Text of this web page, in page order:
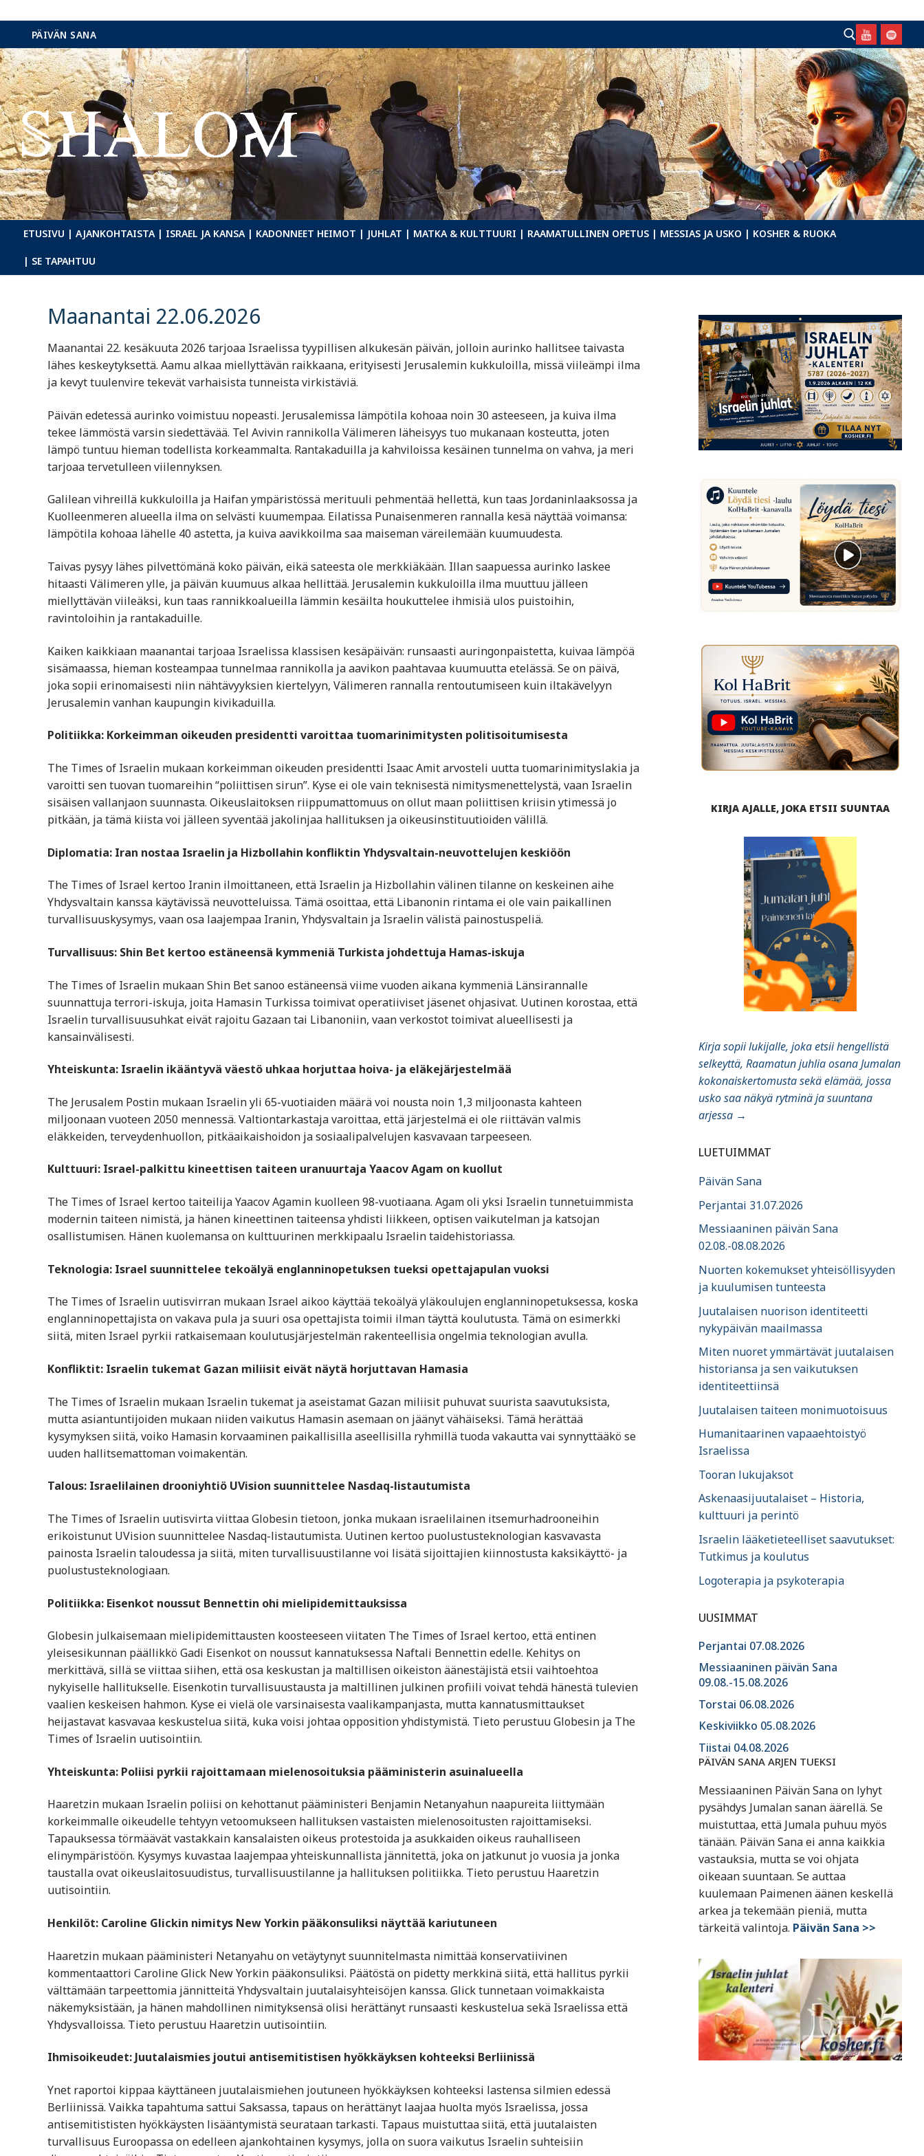
Hyppää
sisältöön
PÄIVÄN SANA
Hae:
ETUSIVU | AJANKOHTAISTA | ISRAEL JA KANSA | KADONNEET HEIMOT | JUHLAT | MATKA & KULTTUURI | RAAMATULLINEN OPETUS | MESSIAS JA USKO | KOSHER & RUOKA
| SE TAPAHTUU
Maanantai 22.06.2026
Maanantai 22. kesäkuuta 2026 tarjoaa Israelissa tyypillisen alkukesän päivän, jolloin aurinko hallitsee taivasta
lähes keskeytyksettä. Aamu alkaa miellyttävän raikkaana, erityisesti Jerusalemin kukkuloilla, missä viileämpi ilma
ja kevyt tuulenvire tekevät varhaisista tunneista virkistäviä.
Päivän edetessä aurinko voimistuu nopeasti. Jerusalemissa lämpötila kohoaa noin 30 asteeseen, ja kuiva ilma
tekee lämmöstä varsin siedettävää. Tel Avivin rannikolla Välimeren läheisyys tuo mukanaan kosteutta, joten
lämpö tuntuu hieman todellista korkeammalta. Rantakaduilla ja kahviloissa kesäinen tunnelma on vahva, ja meri
tarjoaa tervetulleen viilennyksen.
Galilean vihreillä kukkuloilla ja Haifan ympäristössä merituuli pehmentää hellettä, kun taas Jordaninlaaksossa ja
Kuolleenmeren alueella ilma on selvästi kuumempaa. Eilatissa Punaisenmeren rannalla kesä näyttää voimansa:
lämpötila kohoaa lähelle 40 astetta, ja kuiva aavikkoilma saa maiseman väreilemään kuumuudesta.
Taivas pysyy lähes pilvettömänä koko päivän, eikä sateesta ole merkkiäkään. Illan saapuessa aurinko laskee
hitaasti Välimeren ylle, ja päivän kuumuus alkaa hellittää. Jerusalemin kukkuloilla ilma muuttuu jälleen
miellyttävän viileäksi, kun taas rannikkoalueilla lämmin kesäilta houkuttelee ihmisiä ulos puistoihin,
ravintoloihin ja rantakaduille.
Kaiken kaikkiaan maanantai tarjoaa Israelissa klassisen kesäpäivän: runsaasti auringonpaistetta, kuivaa lämpöä
sisämaassa, hieman kosteampaa tunnelmaa rannikolla ja aavikon paahtavaa kuumuutta etelässä. Se on päivä,
joka sopii erinomaisesti niin nähtävyyksien kiertelyyn, Välimeren rannalla rentoutumiseen kuin iltakävelyyn
Jerusalemin vanhan kaupungin kivikaduilla.
Politiikka: Korkeimman oikeuden presidentti varoittaa tuomarinimitysten politisoitumisesta
The Times of Israelin mukaan korkeimman oikeuden presidentti Isaac Amit arvosteli uutta tuomarinimityslakia ja
varoitti sen tuovan tuomareihin “poliittisen sirun”. Kyse ei ole vain teknisestä nimitysmenettelystä, vaan Israelin
sisäisen vallanjaon suunnasta. Oikeuslaitoksen riippumattomuus on ollut maan poliittisen kriisin ytimessä jo
pitkään, ja tämä kiista voi jälleen syventää jakolinjaa hallituksen ja oikeusinstituutioiden välillä.
Diplomatia: Iran nostaa Israelin ja Hizbollahin konfliktin Yhdysvaltain-neuvottelujen keskiöön
The Times of Israel kertoo Iranin ilmoittaneen, että Israelin ja Hizbollahin välinen tilanne on keskeinen aihe
Yhdysvaltain kanssa käytävissä neuvotteluissa. Tämä osoittaa, että Libanonin rintama ei ole vain paikallinen
turvallisuuskysymys, vaan osa laajempaa Iranin, Yhdysvaltain ja Israelin välistä painostuspeliä.
Turvallisuus: Shin Bet kertoo estäneensä kymmeniä Turkista johdettuja Hamas-iskuja
The Times of Israelin mukaan Shin Bet sanoo estäneensä viime vuoden aikana kymmeniä Länsirannalle
suunnattuja terrori-iskuja, joita Hamasin Turkissa toimivat operatiiviset jäsenet ohjasivat. Uutinen korostaa, että
Israelin turvallisuusuhkat eivät rajoitu Gazaan tai Libanoniin, vaan verkostot toimivat alueellisesti ja
kansainvälisesti.
Yhteiskunta: Israelin ikääntyvä väestö uhkaa horjuttaa hoiva- ja eläkejärjestelmää
The Jerusalem Postin mukaan Israelin yli 65-vuotiaiden määrä voi nousta noin 1,3 miljoonasta kahteen
miljoonaan vuoteen 2050 mennessä. Valtiontarkastaja varoittaa, että järjestelmä ei ole riittävän valmis
eläkkeiden, terveydenhuollon, pitkäaikaishoidon ja sosiaalipalvelujen kasvavaan tarpeeseen.
Kulttuuri: Israel-palkittu kineettisen taiteen uranuurtaja Yaacov Agam on kuollut
The Times of Israel kertoo taiteilija Yaacov Agamin kuolleen 98-vuotiaana. Agam oli yksi Israelin tunnetuimmista
modernin taiteen nimistä, ja hänen kineettinen taiteensa yhdisti liikkeen, optisen vaikutelman ja katsojan
osallistumisen. Hänen kuolemansa on kulttuurinen merkkipaalu Israelin taidehistoriassa.
Teknologia: Israel suunnittelee tekoälyä englanninopetuksen tueksi opettajapulan vuoksi
The Times of Israelin uutisvirran mukaan Israel aikoo käyttää tekoälyä yläkoulujen englanninopetuksessa, koska
englanninopettajista on vakava pula ja suuri osa opettajista toimii ilman täyttä koulutusta. Tämä on esimerkki
siitä, miten Israel pyrkii ratkaisemaan koulutusjärjestelmän rakenteellisia ongelmia teknologian avulla.
Konfliktit: Israelin tukemat Gazan miliisit eivät näytä horjuttavan Hamasia
The Times of Israelin mukaan Israelin tukemat ja aseistamat Gazan miliisit puhuvat suurista saavutuksista,
mutta asiantuntijoiden mukaan niiden vaikutus Hamasin asemaan on jäänyt vähäiseksi. Tämä herättää
kysymyksen siitä, voiko Hamasin korvaaminen paikallisilla aseellisilla ryhmillä tuoda vakautta vai synnyttääkö se
uuden hallitsemattoman voimakentän.
Talous: Israelilainen drooniyhtiö UVision suunnittelee Nasdaq-listautumista
The Times of Israelin uutisvirta viittaa Globesin tietoon, jonka mukaan israelilainen itsemurhadrooneihin
erikoistunut UVision suunnittelee Nasdaq-listautumista. Uutinen kertoo puolustusteknologian kasvavasta
painosta Israelin taloudessa ja siitä, miten turvallisuustilanne voi lisätä sijoittajien kiinnostusta kaksikäyttö- ja
puolustusteknologiaan.
Politiikka: Eisenkot noussut Bennettin ohi mielipidemittauksissa
Globesin julkaisemaan mielipidemittausten koosteeseen viitaten The Times of Israel kertoo, että entinen
yleisesikunnan päällikkö Gadi Eisenkot on noussut kannatuksessa Naftali Bennettin edelle. Kehitys on
merkittävä, sillä se viittaa siihen, että osa keskustan ja maltillisen oikeiston äänestäjistä etsii vaihtoehtoa
nykyiselle hallitukselle. Eisenkotin turvallisuustausta ja maltillinen julkinen profiili voivat tehdä hänestä tulevien
vaalien keskeisen hahmon. Kyse ei vielä ole varsinaisesta vaalikampanjasta, mutta kannatusmittaukset
heijastavat kasvavaa keskustelua siitä, kuka voisi johtaa opposition yhdistymistä. Tieto perustuu Globesin ja The
Times of Israelin uutisointiin.
Yhteiskunta: Poliisi pyrkii rajoittamaan mielenosoituksia pääministerin asuinalueella
Haaretzin mukaan Israelin poliisi on kehottanut pääministeri Benjamin Netanyahun naapureita liittymään
korkeimmalle oikeudelle tehtyyn vetoomukseen hallituksen vastaisten mielenosoitusten rajoittamiseksi.
Tapauksessa törmäävät vastakkain kansalaisten oikeus protestoida ja asukkaiden oikeus rauhalliseen
elinympäristöön. Kysymys kuvastaa laajempaa yhteiskunnallista jännitettä, joka on jatkunut jo vuosia ja jonka
taustalla ovat oikeuslaitosuudistus, turvallisuustilanne ja hallituksen politiikka. Tieto perustuu Haaretzin
uutisointiin.
Henkilöt: Caroline Glickin nimitys New Yorkin pääkonsuliksi näyttää kariutuneen
Haaretzin mukaan pääministeri Netanyahu on vetäytynyt suunnitelmasta nimittää konservatiivinen
kommentaattori Caroline Glick New Yorkin pääkonsuliksi. Päätöstä on pidetty merkkinä siitä, että hallitus pyrkii
välttämään tarpeettomia jännitteitä Yhdysvaltain juutalaisyhteisöjen kanssa. Glick tunnetaan voimakkaista
näkemyksistään, ja hänen mahdollinen nimityksensä olisi herättänyt runsaasti keskustelua sekä Israelissa että
Yhdysvalloissa. Tieto perustuu Haaretzin uutisointiin.
Ihmisoikeudet: Juutalaismies joutui antisemitistisen hyökkäyksen kohteeksi Berliinissä
Ynet raportoi kippaa käyttäneen juutalaismiehen joutuneen hyökkäyksen kohteeksi lastensa silmien edessä
Berliinissä. Vaikka tapahtuma sattui Saksassa, tapaus on herättänyt laajaa huolta myös Israelissa, jossa
antisemitististen hyökkäysten lisääntymistä seurataan tarkasti. Tapaus muistuttaa siitä, että juutalaisten
turvallisuus Euroopassa on edelleen ajankohtainen kysymys, jolla on suora vaikutus Israelin suhteisiin
KIRJA AJALLE, JOKA ETSII SUUNTAA
Kirja sopii lukijalle, joka etsii hengellistä
selkeyttä, Raamatun juhlia osana Jumalan
kokonaiskertomusta sekä elämää, jossa
usko saa näkyä rytminä ja suuntana
arjessa →
LUETUIMMAT
Päivän Sana
Perjantai 31.07.2026
Messiaaninen päivän Sana
02.08.-08.08.2026
Nuorten kokemukset yhteisöllisyyden
ja kuulumisen tunteesta
Juutalaisen nuorison identiteetti
nykypäivän maailmassa
Miten nuoret ymmärtävät juutalaisen
historiansa ja sen vaikutuksen
identiteettiinsä
Juutalaisen taiteen monimuotoisuus
Humanitaarinen vapaaehtoistyö
Israelissa
Tooran lukujaksot
Askenaasijuutalaiset – Historia,
kulttuuri ja perintö
Israelin lääketieteelliset saavutukset:
Tutkimus ja koulutus
Logoterapia ja psykoterapia
UUSIMMAT
Perjantai 07.08.2026
Messiaaninen päivän Sana
09.08.-15.08.2026
Torstai 06.08.2026
Keskiviikko 05.08.2026
Tiistai 04.08.2026
PÄIVÄN SANA ARJEN TUEKSI
Messiaaninen Päivän Sana on lyhyt
pysähdys Jumalan sanan äärellä. Se
muistuttaa, että Jumala puhuu myös
tänään. Päivän Sana ei anna kaikkia
vastauksia, mutta se voi ohjata
oikeaan suuntaan. Se auttaa
kuulemaan Paimenen äänen keskellä
arkea ja tekemään pieniä, mutta
tärkeitä valintoja. Päivän Sana >>